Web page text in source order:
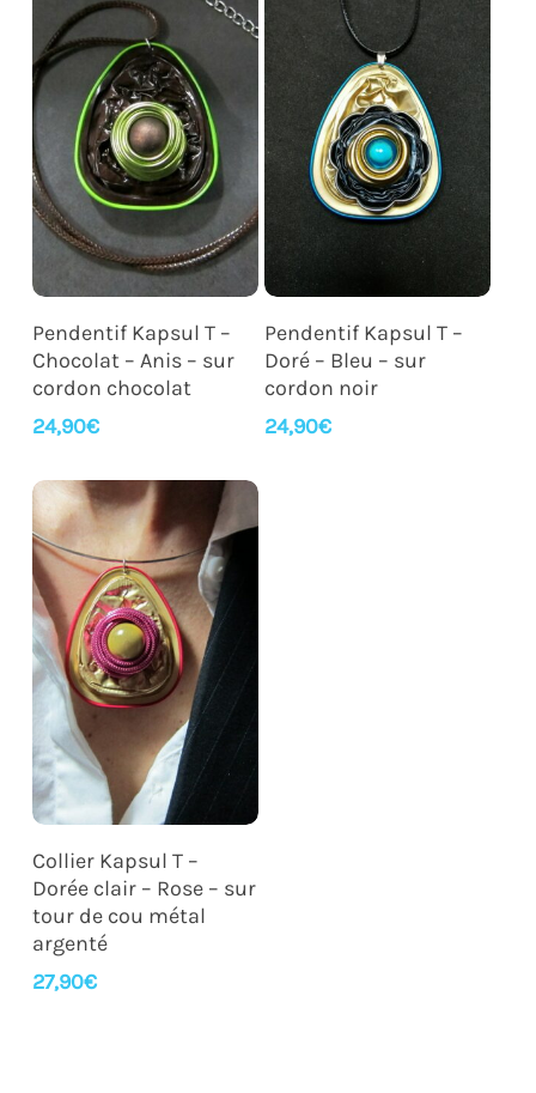
Ajouter Au Panier
Pendentif Kapsul T –
Chocolat – Anis – sur
cordon chocolat
24,90€
Ajouter Au Panier
Pendentif Kapsul T –
Doré – Bleu – sur
cordon noir
24,90€
Ajouter Au Panier
Collier Kapsul T –
Dorée clair – Rose – sur
tour de cou métal
argenté
27,90€